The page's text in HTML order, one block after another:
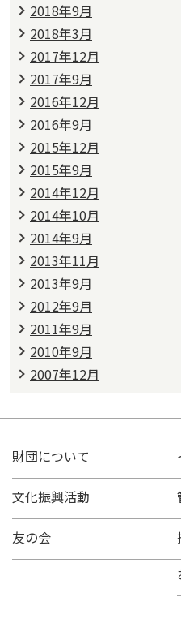
2018年9月
2018年3月
2017年12月
2017年9月
2016年12月
2016年9月
2015年12月
2015年9月
2014年12月
2014年10月
2014年9月
2013年11月
2013年9月
2012年9月
2011年9月
2010年9月
2007年12月
財団について
文化振興活動
友の会